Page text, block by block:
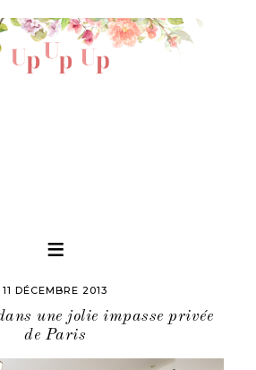
11 DÉCEMBRE 2013
une jolie impasse privée
de Paris